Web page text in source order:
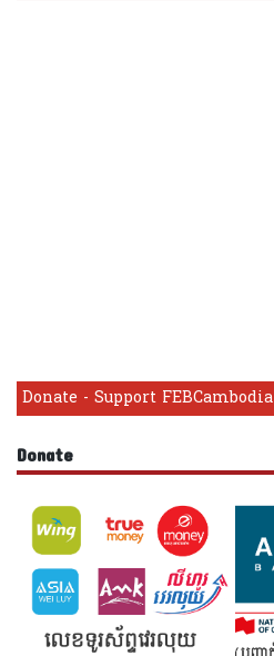
Donate - Support FEBCambodia
Donate